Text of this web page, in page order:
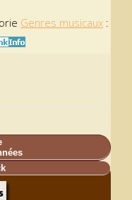
Genres musicaux :